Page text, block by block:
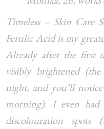
Timeless – Skin
Ferulic Acid is my
Already after the first
visibly brightened
night, and you’ll
morning). I even had
discolouration